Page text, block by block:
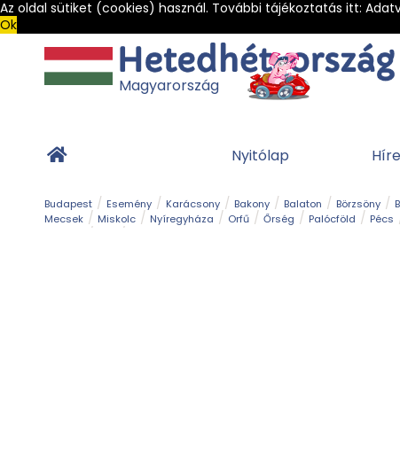
Az oldal sütiket (cookies) használ. További tájékoztatás itt:
Ok
Magyarország
Nyitólap
Budapest Esemény Karácsony Bakony Balaton Börzsöny
Mecsek
Miskolc Nyíregyháza Orfű Őrség Palócföld Pécs